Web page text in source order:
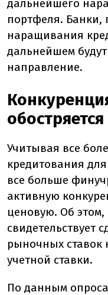
дальнейшего
портфеля. Банки,
наращивания
дальнейшем
направление.
обостряется
Учитывая все
кредитования
все больше
активную
ценовую. Об этом,
свидетельствует
рыночных
учетной ставки.
По данным